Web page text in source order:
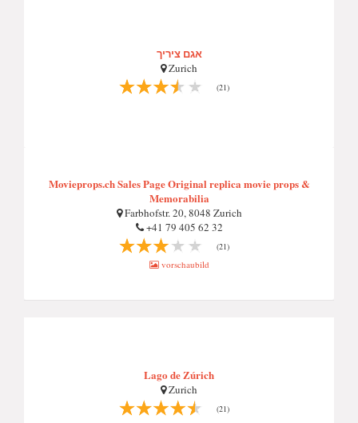
אגם ציריך
Zurich
(21)
Movieprops.ch Sales Page Original replica movie props &
Memorabilia
Farbhofstr. 20, 8048 Zurich
+41 79 405 62 32
(21)
vorschaubild
Lago de Zúrich
Zurich
(21)